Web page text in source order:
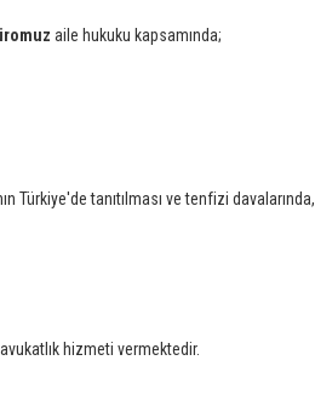
aile hukuku kapsamında;
Türkiye'de tanıtılması ve tenfizi davalarında,
hizmeti vermektedir.